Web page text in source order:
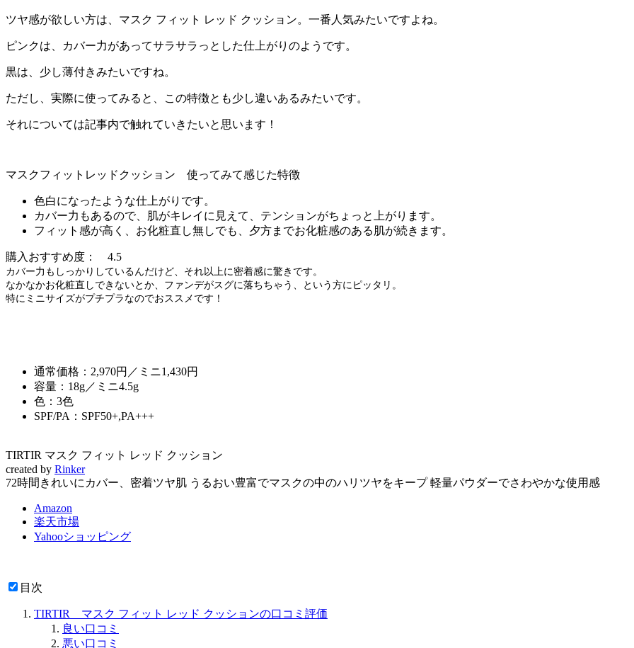
ツヤ感が欲しい方は、マスク フィット レッド クッション。一番人気みたいですよね。
ピンクは、カバー力があってサラサラっとした仕上がりのようです。
黒は、少し薄付きみたいですね。
ただし、実際に使ってみると、この特徴とも少し違いあるみたいです。
それについては記事内で触れていきたいと思います！
マスクフィットレッドクッション 使ってみて感じた特徴
色白になったような仕上がりです。
カバー力もあるので、肌がキレイに見えて、テンションがちょっと上がります。
フィット感が高く、お化粧直し無しでも、夕方までお化粧感のある肌が続きます。
購入おすすめ度： 4.5
カバー力もしっかりしているんだけど、それ以上に密着感に驚きです。
なかなかお化粧直しできないとか、ファンデがスグに落ちちゃう、という方にピッタリ。
特にミニサイズがプチプラなのでおススメです！
通常価格：2,970円／ミニ1,430円
容量：18g／ミニ4.5g
色：3色
SPF/PA：SPF50+,PA+++
TIRTIR マスク フィット レッド クッション
created by Rinker
72時間きれいにカバー、密着ツヤ肌 うるおい豊富でマスクの中のハリツヤをキープ 軽量パウダーでさわやかな使用感
Amazon
楽天市場
Yahooショッピング
目次
TIRTIR マスク フィット レッド クッションの口コミ評価
良い口コミ
悪い口コミ